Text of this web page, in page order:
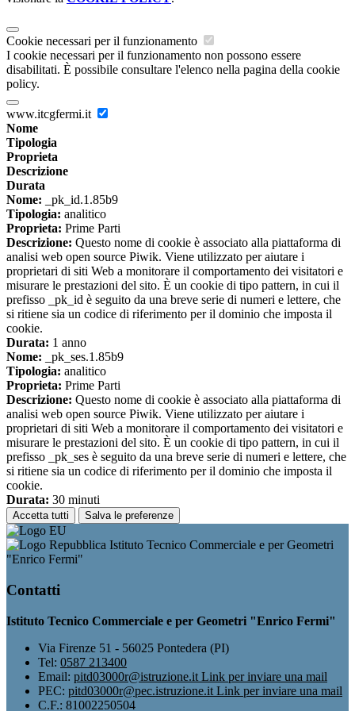
Cookie necessari per il funzionamento
I cookie necessari per il funzionamento non possono essere
disabilitati. È possibile consultare l'elenco nella pagina della cookie
policy.
www.itcgfermi.it
Nome
Tipologia
Proprieta
Descrizione
Durata
Nome: _pk_id.1.85b9
Tipologia: analitico
Proprieta: Prime Parti
Descrizione: Questo nome di cookie è associato alla piattaforma di
analisi web open source Piwik. Viene utilizzato per aiutare i
proprietari di siti Web a monitorare il comportamento dei visitatori e
misurare le prestazioni del sito. È un cookie di tipo pattern, in cui il
prefisso _pk_id è seguito da una breve serie di numeri e lettere, che
si ritiene sia un codice di riferimento per il dominio che imposta il
cookie.
Durata: 1 anno
Nome: _pk_ses.1.85b9
Tipologia: analitico
Proprieta: Prime Parti
Descrizione: Questo nome di cookie è associato alla piattaforma di
analisi web open source Piwik. Viene utilizzato per aiutare i
proprietari di siti Web a monitorare il comportamento dei visitatori e
misurare le prestazioni del sito. È un cookie di tipo pattern, in cui il
prefisso _pk_ses è seguito da una breve serie di numeri e lettere, che
si ritiene sia un codice di riferimento per il dominio che imposta il
cookie.
Durata: 30 minuti
Accetta tutti Salva le preferenze
Istituto Tecnico Commerciale e per Geometri
"Enrico Fermi"
Contatti
Istituto Tecnico Commerciale e per Geometri "Enrico Fermi"
Via Firenze 51 - 56025 Pontedera (PI)
Tel: 0587 213400
Email: pitd03000r@istruzione.it Link per inviare una mail
PEC: pitd03000r@pec.istruzione.it Link per inviare una mail
C.F.: 81002250504